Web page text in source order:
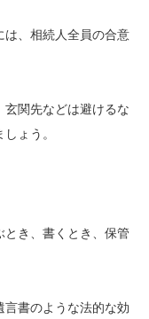
は、相続人全員の合意
関先などは避けるな
ょう。
き、書くとき、保管
言書のような法的な効